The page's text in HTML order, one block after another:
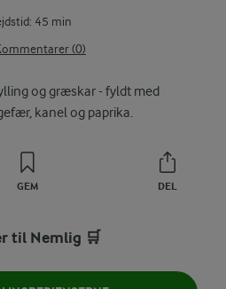
45 min
(0)
og græskar - fyldt med
kanel og paprika.
GEM DEL
til Nemlig 🛒